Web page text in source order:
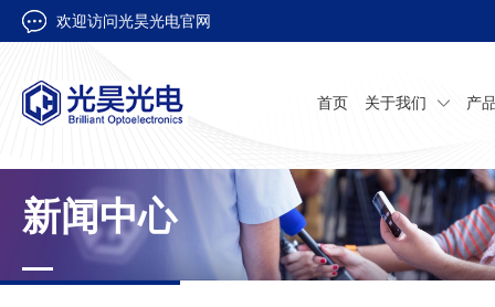
欢迎访问光昊光电官网
首页 关于我们 产
新闻中心